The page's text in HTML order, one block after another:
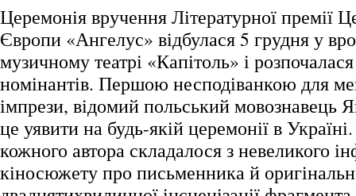
Церемонія вручення Літературної премії
Європи «Ангелус» відбулася 5 грудня у
музичному театрі «Капітоль» і розпочалася
номінантів. Першою несподіванкою для
імпрези, відомий польський
це уявити на будь-якій церемонії в
кожного автора складалося з невеликого
кіносюжету про письменника й